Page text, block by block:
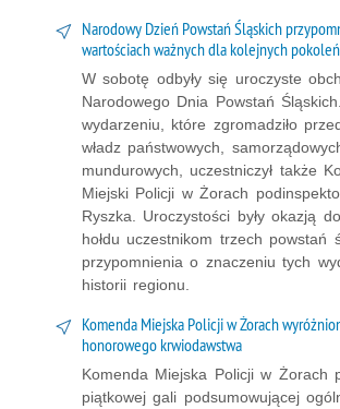
Narodowy Dzień Powstań Śląskich
wartościach ważnych dla kolejnych pokoleń
W sobotę odbyły się uroczyste
Narodowego Dnia Powstań
wydarzeniu, które zgromadziło
władz państwowych,
mundurowych, uczestniczył także
Miejski Policji w Żorach
Ryszka. Uroczystości były okazją
hołdu uczestnikom trzech powstań
przypomnienia o znaczeniu tych
historii regionu.
Komenda Miejska Policji w Żorach
honorowego krwiodawstwa
Komenda Miejska Policji w Żorach
piątkowej gali podsumowującej